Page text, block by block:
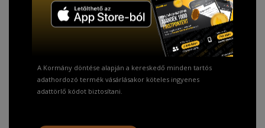
TISZTELT VÁSÁRLÓNK!
Fizetésnél kérje az ingyenes adattörlő kódot
adatainak biztonsága érdekében!
A Kormány döntése alapján a kereskedő minden tartós
adathordozó termék vásárlásakor köteles ingyenes
adattörlő kódot biztosítani.